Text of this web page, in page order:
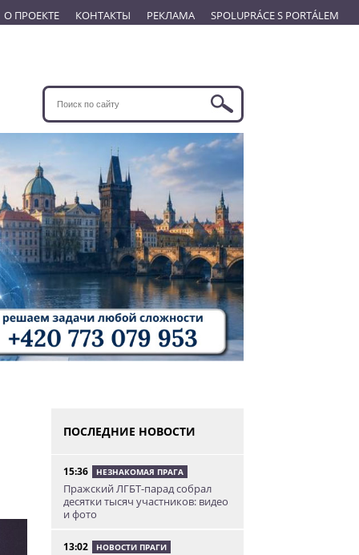
О ПРОЕКТЕ КОНТАКТЫ РЕКЛАМА SPOLUPRÁCE S PORTÁLEM
ПОСЛЕДНИЕ НОВОСТИ
15:36 НЕЗНАКОМАЯ ПРАГА
Пражский ЛГБТ-парад собрал
десятки тысяч участников: видео
и фото
13:02 НОВОСТИ ПРАГИ